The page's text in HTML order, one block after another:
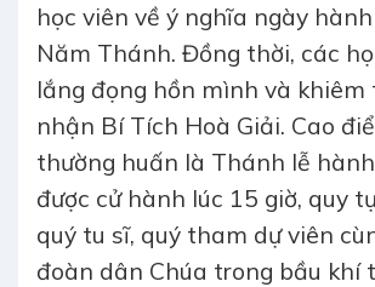
học viên về ý nghĩa ngày
Năm Thánh. Đồng thời, các
lắng đọng hồn mình và khiêm
nhận Bí Tích Hoà Giải. Cao
thường huấn là Thánh lễ
được cử hành lúc 15 giờ, quy
quý tu sĩ, quý tham dự viên
đoàn dân Chúa trong bầu khí